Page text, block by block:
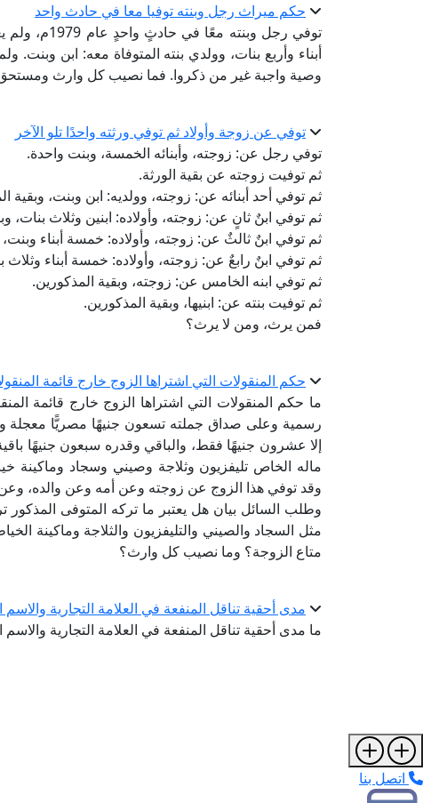
حكم ميراث رجل وبنته توفيا معا في حادث واحد
توفي رجل
أبناء وأربع بنات، وولدي بنته المتوفاة معه: ابن
وصية واجبة غير من ذكروا. فما نصيب كل وارث
توفي عن زوجة وأولاد ثم توفي ورثته واحدًا تلو الآخر
توفي رجل عن: زوجته، وأبنائه الخمسة، وبنت واحدة.
ثم توفيت زوجته عن بقية الورثة.
ثم توفي أحد أبنائه عن: زوجته، وولديه: ابن وبنت، وبقية
ثم توفي ابنٌ ثانٍ عن: زوجته، وأولاده: ابنين وثلاث بنات،
ثم توفي ابنٌ ثالثٌ عن: زوجته، وأولاده: خمسة أبناء وبنت،
ثم توفي ابنٌ رابعٌ عن: زوجته، وأولاده: خمسة أبناء وثلاث
ثم توفي ابنه الخامس عن: زوجته، وبقية المذكورين.
ثم توفيت بنته عن: ابنيها، وبقية المذكورين.
فمن يرث، ومن لا يرث؟
حكم المنقولات التي اشتراها الزوج خارج قائمة
ما حكم المنقولات التي اشتراها الزوج خارج قائمة
رسمية وعلى صداق جملته تسعون جنيهًا مصريًّا معجلة
إلا عشرون جنيهًا فقط، والباقي وقدره سبعون جنيهًا
ماله الخاص تليفزيون وثلاجة وصيني وسجاد وماكينة
وقد توفي هذا الزوج عن زوجته وعن أمه وعن والده،
وطلب السائل بيان هل يعتبر ما تركه المتوفى المذكور
مثل السجاد والصيني والتليفزيون والثلاجة وماكينة
متاع الزوجة؟ وما نصيب كل وارث؟
مدى أحقية تناقل المنفعة في العلامة التجارية والاسم
ما مدى أحقية تناقل المنفعة في العلامة التجارية
اتصل بنا